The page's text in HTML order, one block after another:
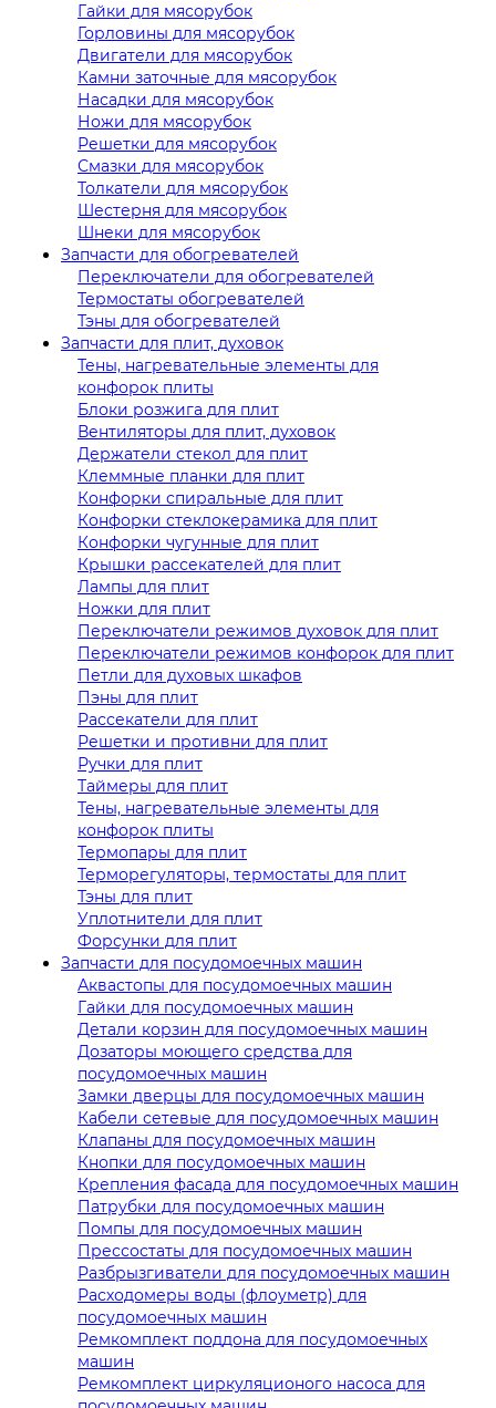
Гайки для мясорубок
Горловины для мясорубок
Двигатели для мясорубок
Камни заточные для мясорубок
Насадки для мясорубок
Ножи для мясорубок
Решетки для мясорубок
Смазки для мясорубок
Толкатели для мясорубок
Шестерня для мясорубок
Шнеки для мясорубок
Запчасти для обогревателей
Переключатели для обогревателей
Термостаты обогревателей
Тэны для обогревателей
Запчасти для плит, духовок
Тены, нагревательные элементы для
конфорок плиты
Блоки розжига для плит
Вентиляторы для плит, духовок
Держатели стекол для плит
Клеммные планки для плит
Конфорки спиральные для плит
Конфорки стеклокерамика для плит
Конфорки чугунные для плит
Крышки рассекателей для плит
Лампы для плит
Ножки для плит
Переключатели режимов духовок для плит
Переключатели режимов конфорок для плит
Петли для духовых шкафов
Пэны для плит
Рассекатели для плит
Решетки и противни для плит
Ручки для плит
Таймеры для плит
Тены, нагревательные элементы для
конфорок плиты
Термопары для плит
Терморегуляторы, термостаты для плит
Тэны для плит
Уплотнители для плит
Форсунки для плит
Запчасти для посудомоечных машин
Аквастопы для посудомоечных машин
Гайки для посудомоечных машин
Детали корзин для посудомоечных машин
Дозаторы моющего средства для
посудомоечных машин
Замки дверцы для посудомоечных машин
Кабели сетевые для посудомоечных машин
Клапаны для посудомоечных машин
Кнопки для посудомоечных машин
Крепления фасада для посудомоечных машин
Патрубки для посудомоечных машин
Помпы для посудомоечных машин
Прессостаты для посудомоечных машин
Разбрызгиватели для посудомоечных машин
Расходомеры воды (флоуметр) для
посудомоечных машин
Ремкомплект поддона для посудомоечных
машин
Ремкомплект циркуляционого насоса для